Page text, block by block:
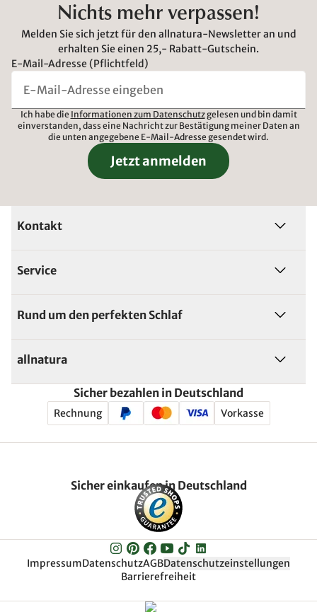
Nichts mehr verpassen!
Melden Sie sich jetzt für den allnatura-Newsletter an und
erhalten Sie einen 25,- Rabatt-Gutschein.
E-Mail-Adresse (Pflichtfeld)
Ich habe die Informationen zum Datenschutzgelesen und bin damit
einverstanden, dass eine Nachricht zur Bestätigung meiner Daten an
die unten angegebene E-Mail-Adresse gesendet wird.
Jetzt anmelden
Kontakt
Service
Rund um den perfekten Schlaf
allnatura
Sicher bezahlen in Deutschland
Rechnung Vorkasse
Sicher einkaufen in Deutschland
ImpressumDatenschutzAGBDatenschutzeinstellungen
Barrierefreiheit